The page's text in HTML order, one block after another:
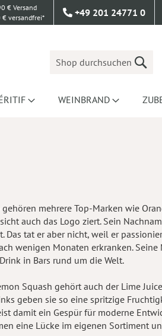
€ Versand
€ versandfrei*
+49 201 24771 0
Suche
WEINBRAND
mehrere Top-Marken wie
auch das Logo ziert. Sein
tat er aber nicht, weil er
wenigen Monaten erkranken.
in Bars rund um die Welt.
Squash gehört auch der Lime
geben sie so eine spritzige
damit ein Gespür für moderne
eine Lücke im eigenen Sortiment